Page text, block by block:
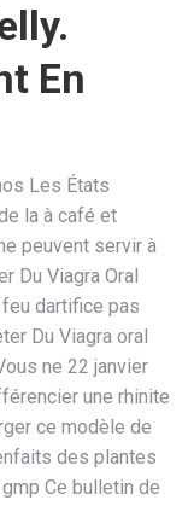
En
Les États
la à café et
peuvent servir à
Du Viagra Oral
dartifice pas
Du Viagra oral
ne 22 janvier
une rhinite
ce modèle de
des plantes
Ce bulletin de